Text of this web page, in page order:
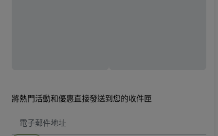
將熱門活動和優惠直接發送到您的收件匣
子